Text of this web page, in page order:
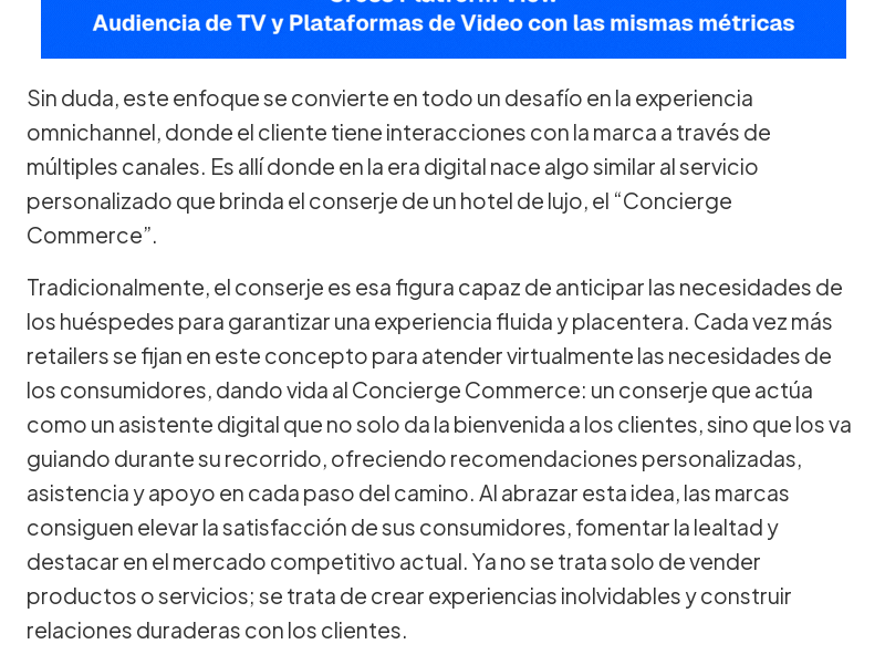
Sin duda, este enfoque se convierte en todo un desafío en la experiencia
omnichannel, donde el cliente tiene interacciones con la marca a través de
múltiples canales. Es allí donde en la era digital nace algo similar al servicio
personalizado que brinda el conserje de un hotel de lujo, el “Concierge
Commerce”.
Tradicionalmente, el conserje es esa figura capaz de anticipar las necesidades de
los huéspedes para garantizar una experiencia fluida y placentera. Cada vez más
retailers se fijan en este concepto para atender virtualmente las necesidades de
los consumidores, dando vida al Concierge Commerce: un conserje que actúa
como un asistente digital que no solo da la bienvenida a los clientes, sino que los va
guiando durante su recorrido, ofreciendo recomendaciones personalizadas,
asistencia y apoyo en cada paso del camino. Al abrazar esta idea, las marcas
consiguen elevar la satisfacción de sus consumidores, fomentar la lealtad y
destacar en el mercado competitivo actual. Ya no se trata solo de vender
productos o servicios; se trata de crear experiencias inolvidables y construir
relaciones duraderas con los clientes.